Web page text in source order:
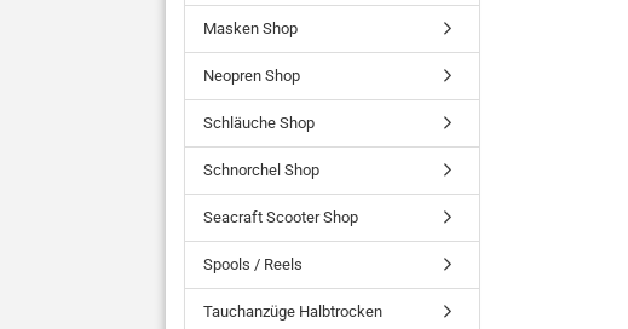
Masken Shop
Neopren Shop
Schläuche Shop
Schnorchel Shop
Seacraft Scooter Shop
Spools / Reels
Tauchanzüge Halbtrocken